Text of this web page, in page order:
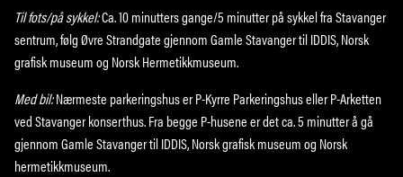
Til fots/på sykkel:Ca. 10 minutters gange/5 minutter på sykkel fra Stavanger
sentrum, følg Øvre Strandgate gjennom Gamle Stavanger til IDDIS, Norsk
grafisk museum og Norsk Hermetikkmuseum.
Med bil:Nærmeste parkeringshus er P-Kyrre Parkeringshus eller P-Arketten
ved Stavanger konserthus. Fra begge P-husene er det ca. 5 minutter å gå
gjennom Gamle Stavanger til IDDIS, Norsk grafisk museum og Norsk
hermetikkmuseum.